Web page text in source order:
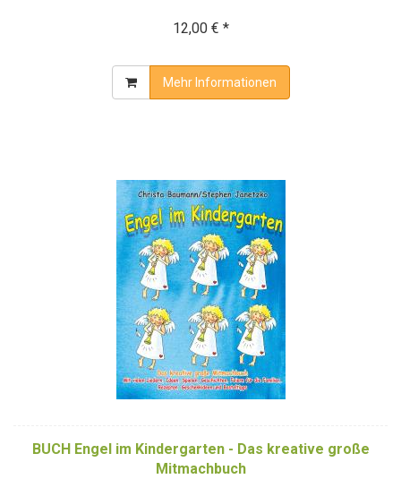
12,00 € *
Mehr Informationen
BUCH Engel im Kindergarten - Das kreative große
Mitmachbuch